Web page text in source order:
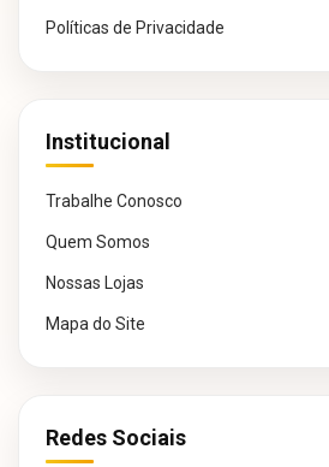
Políticas de Privacidade
Institucional
Trabalhe Conosco
Quem Somos
Nossas Lojas
Mapa do Site
Redes Sociais